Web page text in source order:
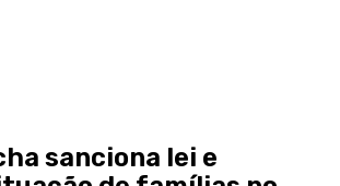
sanciona lei e